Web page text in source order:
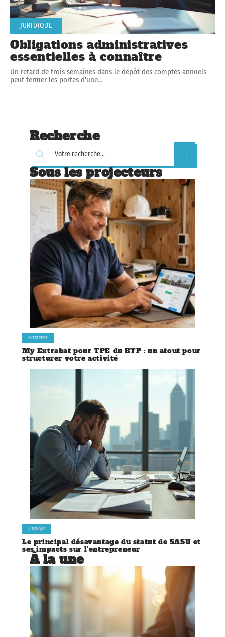
JURIDIQUE
Obligations administratives
essentielles à connaître
Un retard de trois semaines dans le dépôt des comptes annuels
peut fermer les portes d'une…
Recherche
Sous les projecteurs
ENTREPRISE
My Extrabat pour TPE du BTP : un atout pour
structurer votre activité
JURIDIQUE
Le principal désavantage du statut de SASU et
ses impacts sur l’entrepreneur
À la une